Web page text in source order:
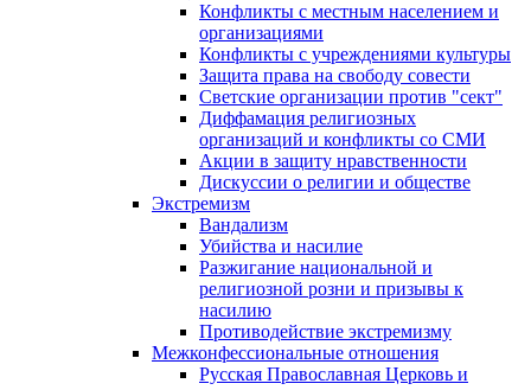
Конфликты с местным населением и
организациями
Конфликты с учреждениями культуры
Защита права на свободу совести
Светские организации против "сект"
Диффамация религиозных
организаций и конфликты со СМИ
Акции в защиту нравственности
Дискуссии о религии и обществе
Экстремизм
Вандализм
Убийства и насилие
Разжигание национальной и
религиозной розни и призывы к
насилию
Противодействие экстремизму
Межконфессиональные отношения
Русская Православная Церковь и